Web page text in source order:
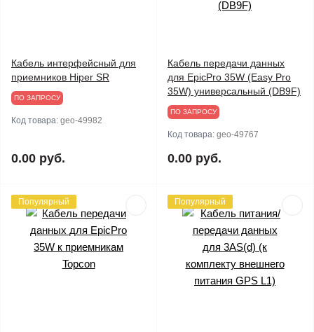
Кабель интерфейсный для
приемников Hiper SR
ПО ЗАПРОСУ
Код товара: geo-49982
0.00 руб.
Кабель передачи данных
для EpicPro 35W (Easy Pro
35W) универсальный (DB9F)
ПО ЗАПРОСУ
Код товара: geo-49767
0.00 руб.
Популярный Популярный